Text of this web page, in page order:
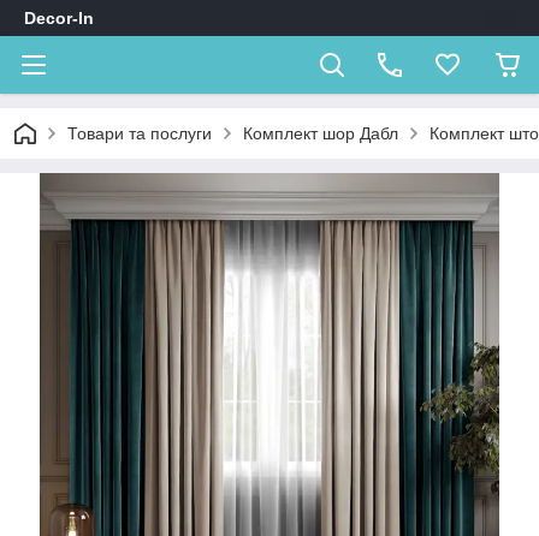
Decor-In
Товари та послуги Комплект шор Дабл Комплект